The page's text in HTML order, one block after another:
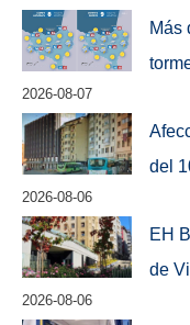
Más
2026-08-07
del
2026-08-06
EH
de
2026-08-06